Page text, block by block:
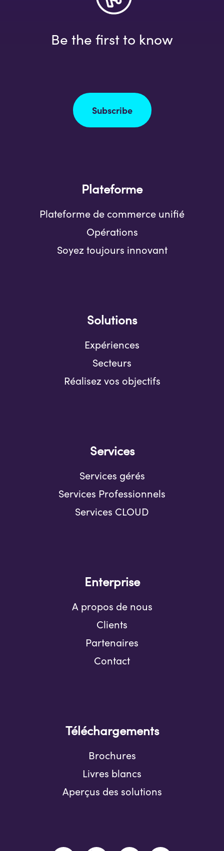
Be the first to know
Subscribe
Plateforme
Plateforme de commerce unifié
Opérations
Soyez toujours innovant
Solutions
Expériences
Secteurs
Réalisez vos objectifs
Services
Services gérés
Services Professionnels
Services CLOUD
Enterprise
A propos de nous
Clients
Partenaires
Contact
Téléchargements
Brochures
Livres blancs
Aperçus des solutions